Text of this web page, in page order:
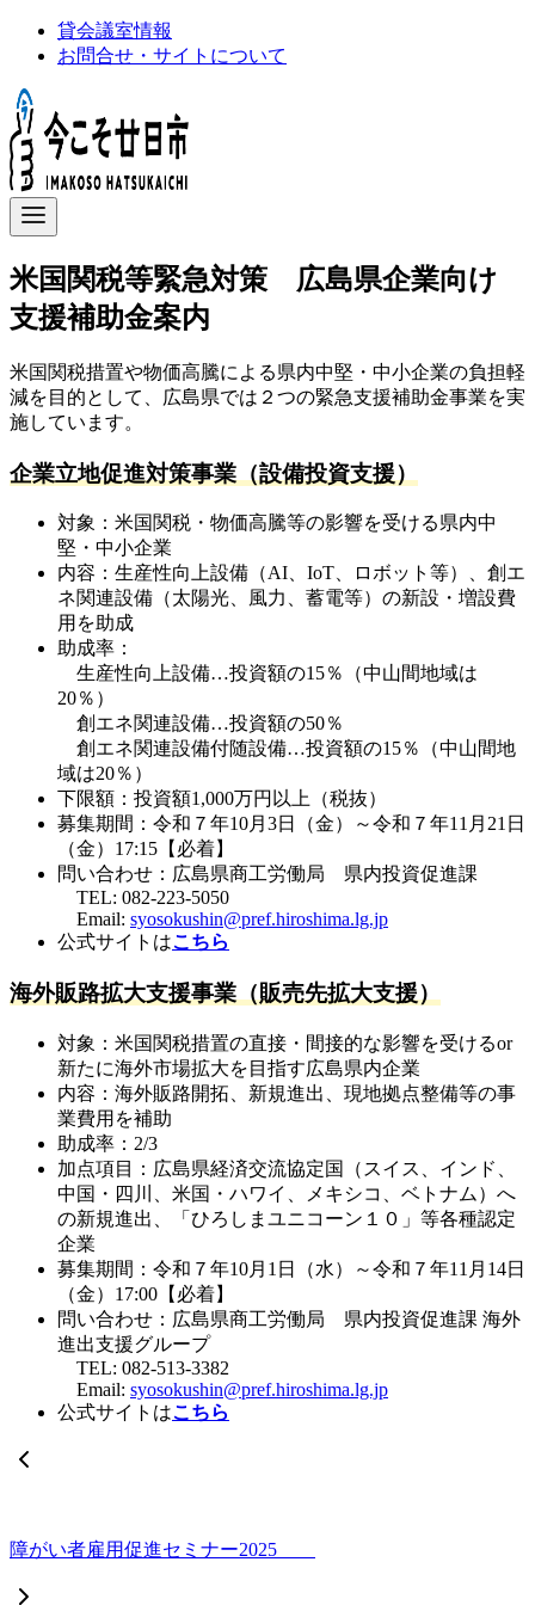
ン
ツ
へ
移
動
貸会議室情報
お問合せ・サイトについて
米国関税等緊急対策 広島県企業向け
支援補助金案内
米国関税措置や物価高騰による県内中堅・中小企業の負担軽
減を目的として、広島県では２つの緊急支援補助金事業を実
施しています。
企業立地促進対策事業（設備投資支援）
対象：米国関税・物価高騰等の影響を受ける県内中
堅・中小企業
内容：生産性向上設備（AI、IoT、ロボット等）、創エ
ネ関連設備（太陽光、風力、蓄電等）の新設・増設費
用を助成
助成率：
生産性向上設備…投資額の15％（中山間地域は
20％）
創エネ関連設備…投資額の50％
創エネ関連設備付随設備…投資額の15％（中山間地
域は20％）
下限額：投資額1,000万円以上（税抜）
募集期間：令和７年10月3日（金）～令和７年11月21日
（金）17:15【必着】
問い合わせ：広島県商工労働局 県内投資促進課
TEL: 082-223-5050
Email: syosokushin@pref.hiroshima.lg.jp
公式サイトはこちら
海外販路拡大支援事業（販売先拡大支援）
対象：米国関税措置の直接・間接的な影響を受けるor
新たに海外市場拡大を目指す広島県内企業
内容：海外販路開拓、新規進出、現地拠点整備等の事
業費用を補助
助成率：2/3
加点項目：広島県経済交流協定国（スイス、インド、
中国・四川、米国・ハワイ、メキシコ、ベトナム）へ
の新規進出、「ひろしまユニコーン１０」等各種認定
企業
募集期間：令和７年10月1日（水）～令和７年11月14日
（金）17:00【必着】
問い合わせ：広島県商工労働局 県内投資促進課 海外
進出支援グループ
TEL: 082-513-3382
Email: syosokushin@pref.hiroshima.lg.jp
公式サイトはこちら
障がい者雇用促進セミナー2025